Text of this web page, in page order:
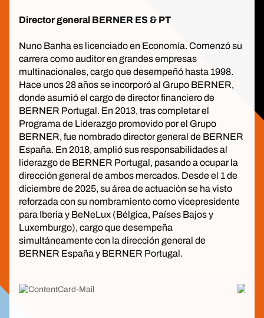
Director general BERNER ES & PT
Nuno Banha es licenciado en Economía. Comenzó su
carrera como auditor en grandes empresas
multinacionales, cargo que desempeñó hasta 1998.
Hace unos 28 años se incorporó al Grupo BERNER,
donde asumió el cargo de director financiero de
BERNER Portugal. En 2013, tras completar el
Programa de Liderazgo promovido por el Grupo
BERNER, fue nombrado director general de BERNER
España. En 2018, amplió sus responsabilidades al
liderazgo de BERNER Portugal, pasando a ocupar la
dirección general de ambos mercados. Desde el 1 de
diciembre de 2025, su área de actuación se ha visto
reforzada con su nombramiento como vicepresidente
para Iberia y BeNeLux (Bélgica, Países Bajos y
Luxemburgo), cargo que desempeña
simultáneamente con la dirección general de
BERNER España y BERNER Portugal.